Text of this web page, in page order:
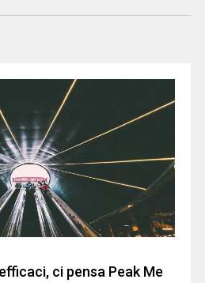
ci pensa Peak Me